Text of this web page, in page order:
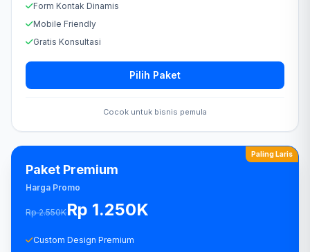
Form Kontak Dinamis
Mobile Friendly
Gratis Konsultasi
Pilih Paket
Cocok untuk bisnis pemula
Paling Laris
Paket Premium
Harga Promo
Rp 2.550KRp 1.250K
Custom Design Premium